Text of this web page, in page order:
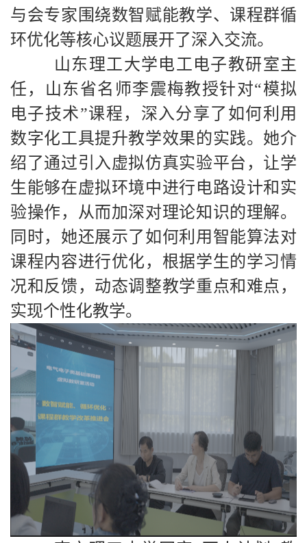
与会专家围绕数智赋能教学、课程群循
环优化等核心议题展开了深入交流。
山东理工大学电工电子教研室主
任，山东省名师李震梅教授针对“模拟
电子技术”课程，深入分享了如何利用
数字化工具提升教学效果的实践。她介
绍了通过引入虚拟仿真实验平台，让学
生能够在虚拟环境中进行电路设计和实
验操作，从而加深对理论知识的理解。
同时，她还展示了如何利用智能算法对
课程内容进行优化，根据学生的学习情
况和反馈，动态调整教学重点和难点，
实现个性化教学。